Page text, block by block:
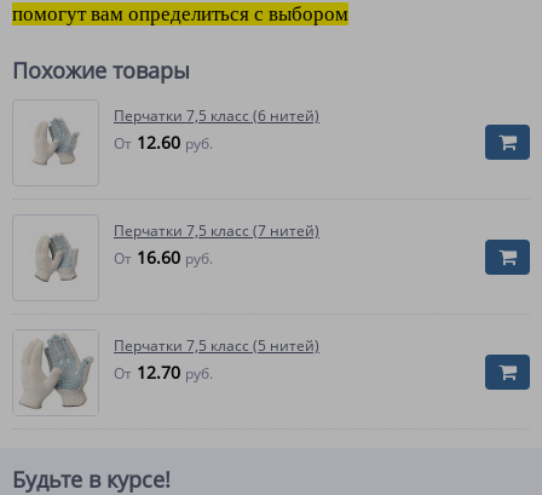
помогут вам определиться с выбором
Похожие товары
Перчатки 7,5 класс (6 нитей)
От 12.60 руб.
Перчатки 7,5 класс (7 нитей)
От 16.60 руб.
Перчатки 7,5 класс (5 нитей)
От 12.70 руб.
Будьте в курсе!